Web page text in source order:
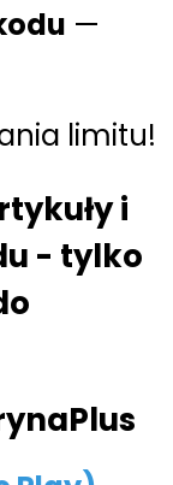
—
limitu!
i
- tylko